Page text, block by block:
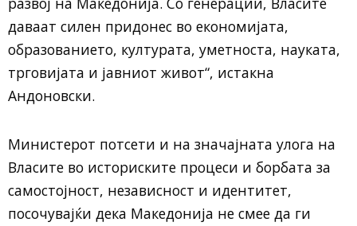
даваат силен придонес во економијата,
образованието, културата, уметноста, науката,
трговијата и јавниот живот“, истакна
Андоновски.
Министерот потсети и на значајната улога на
Власите во историските процеси и борбата за
самостојност, независност и идентитет,
посочувајќи дека Македонија не смее да ги